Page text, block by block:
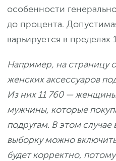
особенности
до процента.
варьируется в пределах
Например, на страницу
женских аксессуаров
Из них 11 760 —
мужчины, которые
подругам. В этом
выборку можно
будет корректно,